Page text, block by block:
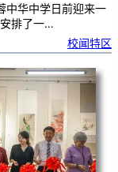
中华中学日前迎来一
排了一…
校闻特区